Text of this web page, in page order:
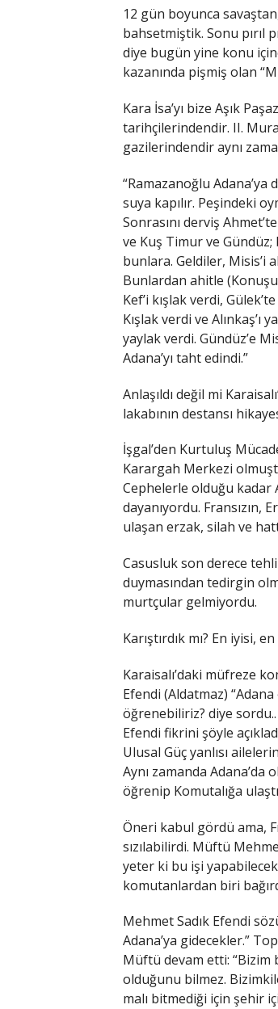
12 gün boyunca
bahsetmiştik. Sonu pırıl
diye bugün yine konu
kazanında pişmiş olan
Kara İsa’yı bize Aşık
tarihçilerindendir. II.
gazilerindendir aynı
“Ramazanoğlu
suya kapılır. Peşindeki
Sonrasını derviş
ve Kuş Timur ve
bunlara. Geldiler, Misis’i
Bunlardan ahitle
Kef’i kışlak verdi,
Kışlak verdi ve Alınkaş’ı
yaylak verdi. Gündüz’e
Adana’yı taht edindi.”
Anlaşıldı değil mi
lakabının destansı
İşgal’den Kurtuluş
Karargah Merkezi
Cephelerle olduğu kadar
dayanıyordu. Fransızın,
ulaşan erzak, silah ve
Casusluk son derece
duymasından tedirgin
murtçular gelmiyordu.
Karıştırdık mı? En iyisi,
Karaisalı’daki müfreze
Efendi (Aldatmaz)
öğrenebiliriz? diye
Efendi fikrini şöyle
Ulusal Güç yanlısı
Aynı zamanda
öğrenip Komutalığa
Öneri kabul gördü ama,
sızılabilirdi. Müftü
yeter ki bu işi
komutanlardan biri
Mehmet Sadık Efendi
Adana’ya gidecekler.”
Müftü devam etti:
olduğunu bilmez.
malı bitmediği için şehir